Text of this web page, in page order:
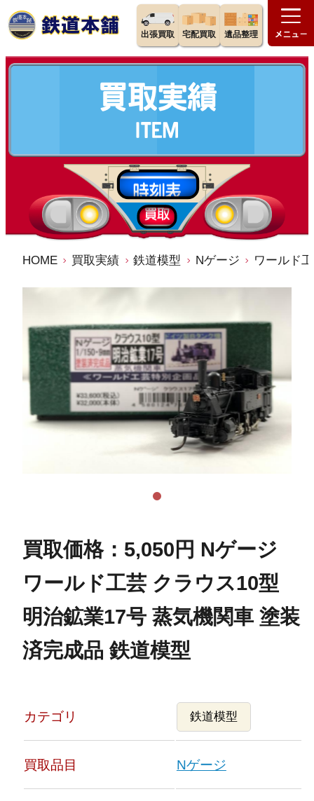
出張買取 宅配買取 遺品整理
HOME 買取実績 鉄道模型 Nゲージ ワールド
買取価格：5,050円 Nゲージ
ワールド工芸 クラウス10型
明治鉱業17号 蒸気機関車 塗装
済完成品 鉄道模型
カテゴリ 鉄道模型
買取品目 Nゲージ